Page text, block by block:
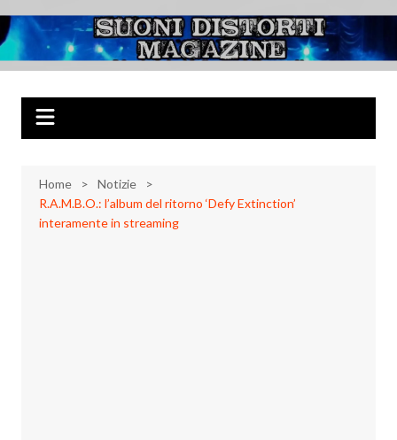
al
contenuto
Suoni Distorti
Magazine
Musica Rock, Metal, Punk e varie sonorità alternative
Home
Notizie
R.A.M.B.O.: l’album del ritorno ‘Defy Extinction’
interamente in streaming